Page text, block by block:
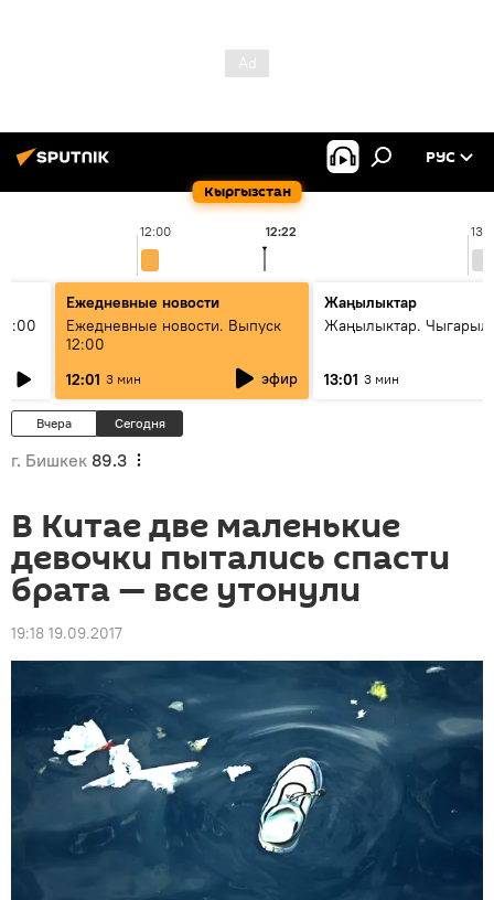
Кыргызстан
РУС
12:00 12:22
Ежедневные новости
Ежедневные новости. Выпуск
12:00
12:01 3 мин эфир
Жаңылыктар
Жаңылыктар.
13:01 3 мин
Вчера Сегодня
г. Бишкек 89.3
В Китае две маленькие
девочки пытались спасти
брата — все утонули
19:18 19.09.2017